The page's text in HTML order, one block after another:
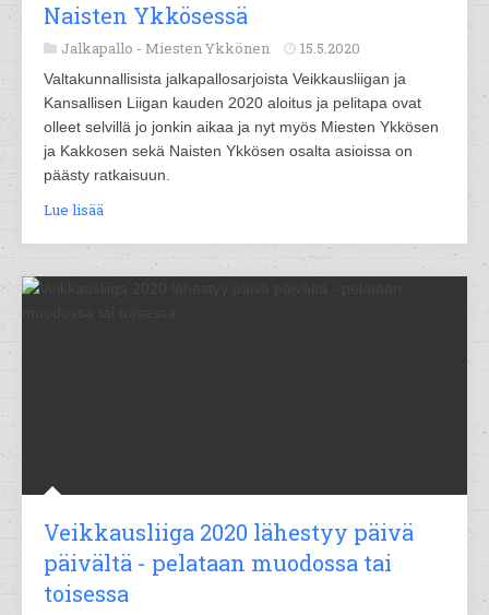
Naisten Ykkösessä
Jalkapallo - Miesten Ykkönen 15.5.2020
Valtakunnallisista jalkapallosarjoista Veikkausliigan ja
Kansallisen Liigan kauden 2020 aloitus ja pelitapa ovat
olleet selvillä jo jonkin aikaa ja nyt myös Miesten Ykkösen
ja Kakkosen sekä Naisten Ykkösen osalta asioissa on
päästy ratkaisuun.
Lue lisää
Veikkausliiga 2020 lähestyy päivä
päivältä - pelataan muodossa tai
toisessa